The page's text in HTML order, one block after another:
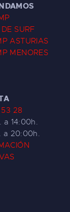
SURF
ASTURIAS
MENORES
28
a 14:00h.
a 20:00h.